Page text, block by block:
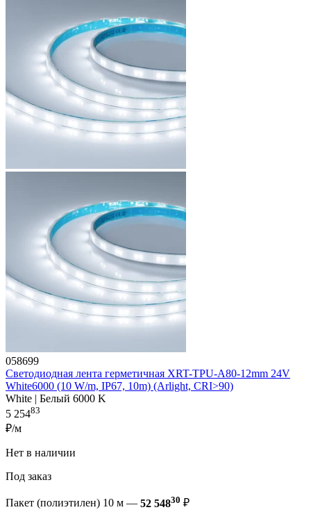
058699
Светодиодная лента герметичная XRT-TPU-A80-12mm 24V
White6000 (10 W/m, IP67, 10m) (Arlight, CRI>90)
White | Белый 6000 K
5 25483
₽/м
Нет в наличии
Под заказ
Пакет (полиэтилен) 10 м — 52 54830 ₽